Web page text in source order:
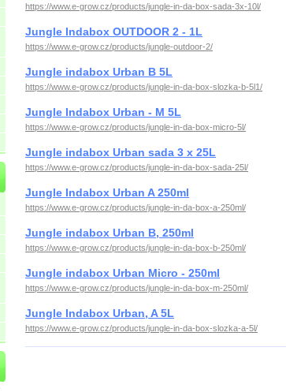
https://www.e-grow.cz/products/jungle-in-da-box-sada-3x-10l/
Jungle Indabox OUTDOOR 2 - 1L
https://www.e-grow.cz/products/jungle-outdoor-2/
Jungle indabox Urban B 5L
https://www.e-grow.cz/products/jungle-in-da-box-slozka-b-5l1/
Jungle Indabox Urban - M 5L
https://www.e-grow.cz/products/jungle-in-da-box-micro-5l/
Jungle indabox Urban sada 3 x 25L
https://www.e-grow.cz/products/jungle-in-da-box-sada-25l/
Jungle Indabox Urban A 250ml
https://www.e-grow.cz/products/jungle-in-da-box-a-250ml/
Jungle indabox Urban B, 250ml
https://www.e-grow.cz/products/jungle-in-da-box-b-250ml/
Jungle indabox Urban Micro - 250ml
https://www.e-grow.cz/products/jungle-in-da-box-m-250ml/
Jungle Indabox Urban, A 5L
https://www.e-grow.cz/products/jungle-in-da-box-slozka-a-5l/